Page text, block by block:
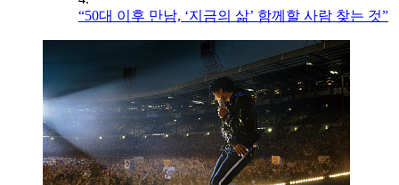
“50대 이후 만남, ‘지금의 삶’ 함께할 사람 찾는 것”